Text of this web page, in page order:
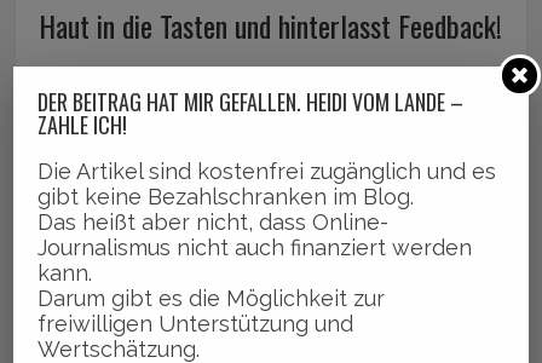
Haut in die Tasten und hinterlasst Feedback!
KOMMENTIEREN
DER BEITRAG HAT MIR GEFALLEN. HEIDI VOM LANDE –
ZAHLE ICH!
Die Artikel sind kostenfrei zugänglich und es
gibt keine Bezahlschranken im Blog.
Das heißt aber nicht, dass Online-
Journalismus nicht auch finanziert werden
kann.
Darum gibt es die Möglichkeit zur
freiwilligen Unterstützung und
Wertschätzung.